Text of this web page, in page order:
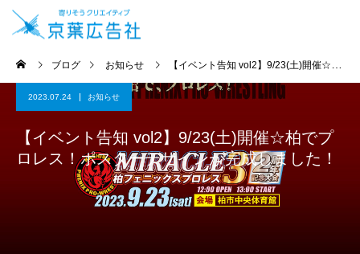
ブログ お知らせ 【イベント告知 vol2】9/23(土)開催☆柏でプロレス！ポスターデザインが完成しました！
2023.07.24 お知らせ
【イベント告知 vol2】9/23(土)開催☆柏でプ
ロレス！ポスターデザインが完成しました！